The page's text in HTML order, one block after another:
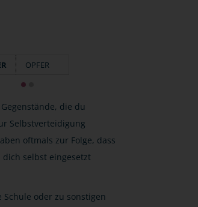
OPFER
die du
Selbstverteidigung
oftmals zur Folge, dass
dich selbst eingesetzt
oder zu sonstigen